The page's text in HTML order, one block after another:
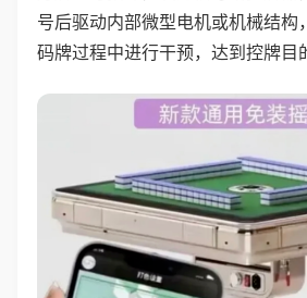
号后驱动内部微型电机或机械结构
码牌过程中进行干预，达到控牌目